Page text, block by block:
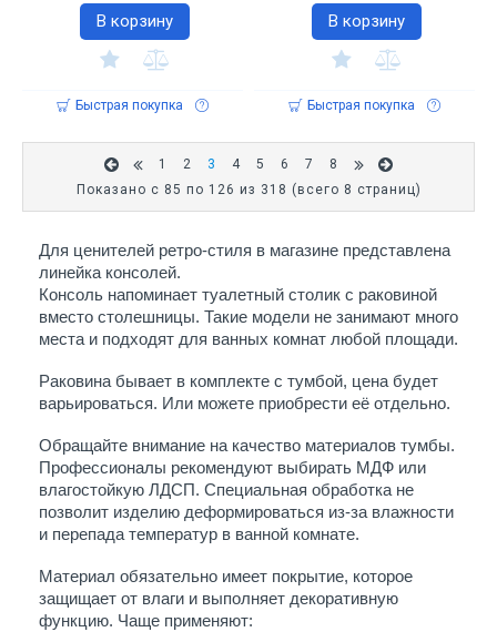
Для ценителей ретро-стиля в магазине представлена
линейка консолей.
Консоль напоминает туалетный столик с раковиной
вместо столешницы. Такие модели не занимают много
места и подходят для ванных комнат любой площади.
Раковина бывает в комплекте с тумбой, цена будет
варьироваться. Или можете приобрести её отдельно.
Обращайте внимание на качество материалов тумбы.
Профессионалы рекомендуют выбирать МДФ или
влагостойкую ЛДСП. Специальная обработка не
позволит изделию деформироваться из-за влажности
и перепада температур в ванной комнате.
Материал обязательно имеет покрытие, которое
защищает от влаги и выполняет декоративную
функцию. Чаще применяют:
В корзину
Быстрая покупка
В корзину
Быстрая покупка
1 2 3 4 5 6 7
8
Показано с 85 по 126 из 318 (всего 8 страниц)